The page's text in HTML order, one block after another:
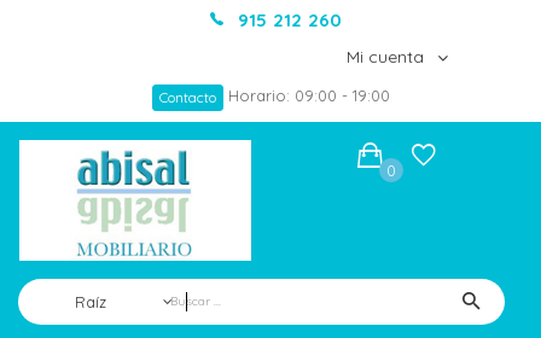
915 212 260
Mi cuenta
Contacto Horario: 09:00 - 19:00
Raíz
0